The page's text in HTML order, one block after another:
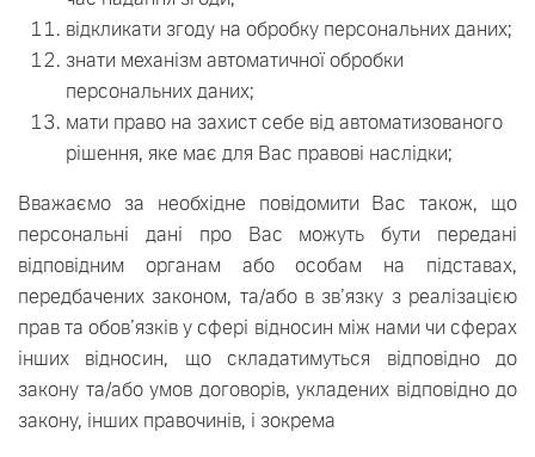
відкликати згоду на обробку персональних даних;
знати механізм автоматичної обробки
персональних даних;
мати право на захист себе від автоматизованого
рішення, яке має для Вас правові наслідки;
Вважаємо за необхідне повідомити Вас також, що
персональні дані про Вас можуть бути передані
відповідним органам або особам на підставах,
передбачених законом, та/або в зв’язку з реалізацією
прав та обов’язків у сфері відносин між нами чи сферах
інших відносин, що складатимуться відповідно до
закону та/або умов договорів, укладених відповідно до
закону, інших правочинів, і зокрема